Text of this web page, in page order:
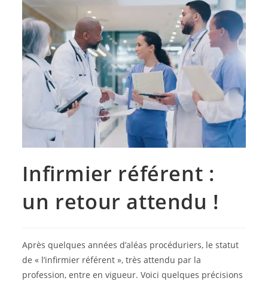
Infirmier référent :
un retour attendu !
Après quelques années d’aléas procéduriers, le statut
de « l’infirmier référent », très attendu par la
profession, entre en vigueur. Voici quelques précisions